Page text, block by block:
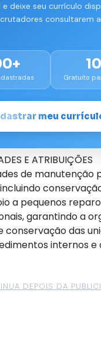
e deixe seu currículo
consultarem
Gratuito
meu
E ATRIBUIÇÕES
de manutenção
a pequenos
garantindo a
conservação das
internos e
DEPOIS DA